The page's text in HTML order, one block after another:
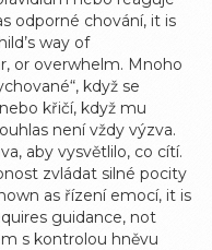
odporné chování, it is
way of
or overwhelm. Mnoho
když se
křičí, když mu
není vždy výzva.
aby vysvětlilo, co cítí.
zvládat silné pocity
as řízení emocí, it is
guidance, not
s kontrolou hněvu